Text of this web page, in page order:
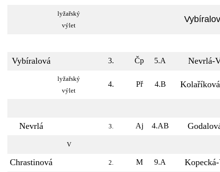
lyžařský
výlet
Vybíralová 3. Čp 5.A Nevrlá-
lyžařský
výlet
4. Př 4.B
Nevrlá 3. Aj 4.AB
V
Chrastinová 2. M 9.A